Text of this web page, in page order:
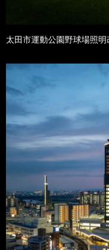
太田市運動公園野球場照